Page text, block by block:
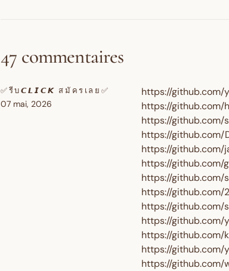
47 commentaires
✅รีบ𝘾𝙇𝙄𝘾𝙆 สมัครเลย✅
07 mai, 2026
https://github.com/
https://github.com/
https://github.com/
https://github.com/
https://
https://github.com/
https://github.com/
https://github.com/
https://
https://github.com/
https://github.com/
https://github.com/
https://github.com/